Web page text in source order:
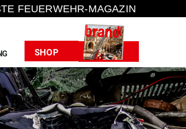
FEUERWEHR-MAGAZIN
SHOP Heft